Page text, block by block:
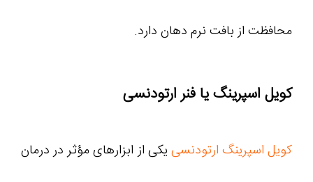
محافظت از بافت نرم دهان دارد.
کویل اسپرینگ یا فنر ارتودنسی
کویل اسپرینگ ارتودنسی یکی از ابزارهای مؤثر در درمان